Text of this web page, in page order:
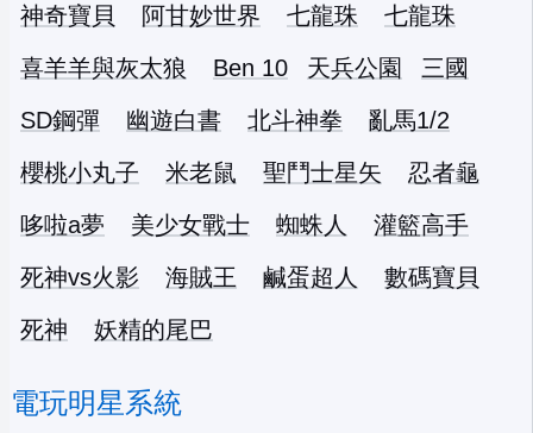
神奇寶貝
阿甘妙世界 七龍珠
七龍珠
喜羊羊與灰太狼
Ben 10 天兵公園
三國
SD鋼彈
幽遊白書 北斗神拳
亂馬1/2
櫻桃小丸子
米老鼠 聖鬥士星矢
忍者龜
哆啦a夢
美少女戰士 蜘蛛人
灌籃高手
死神vs火影
海賊王 鹹蛋超人
數碼寶貝
死神
妖精的尾巴
電玩明星系統